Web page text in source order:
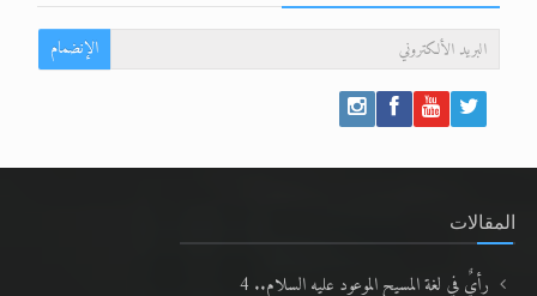
الإنضمام
المقالات
رأيٌ في لغة المسيح الموعود عليه السلام.. 4